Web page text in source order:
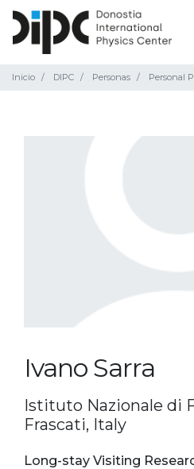
Inicio DIPC Personas Personal
Ivano Sarra
Istituto Nazionale di
Frascati, Italy
Long-stay Visiting